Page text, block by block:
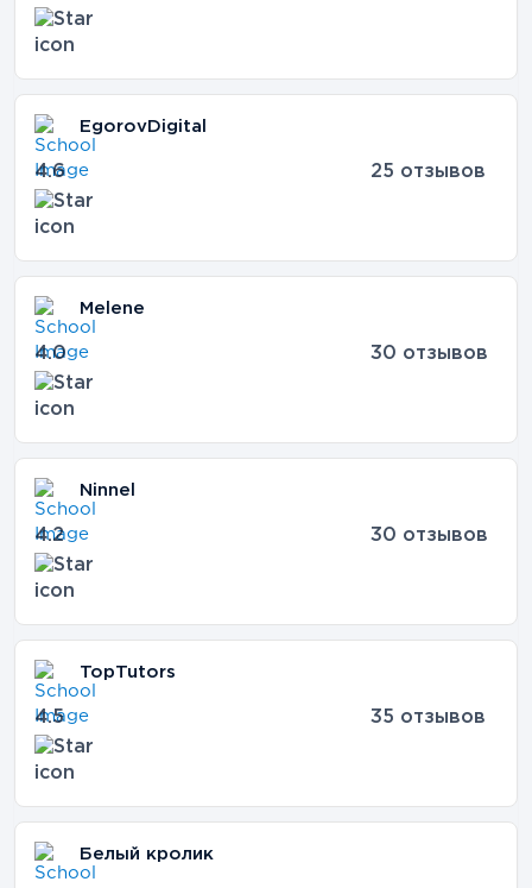
EgorovDigital
25 отзывов
4.6
Melene
30 отзывов
4.0
Ninnel
30 отзывов
4.2
TopTutors
35 отзывов
4.5
Белый кролик